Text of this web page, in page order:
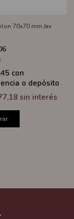
70x70 mm /ax
con
o depósito
sin interés